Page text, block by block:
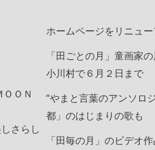
ＯＮ
さらし
ホームページをリニュー
「田ごとの月」童画家
小川村で６月２日まで
“やまと言葉のアンソロ
都」のはじまりの歌も
「田毎の月」のビデオ